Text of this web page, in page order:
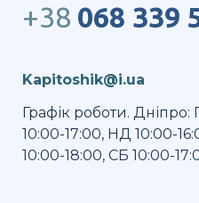
+38 068 339
Kapitoshik@i.ua
Графік роботи.
10:00-17:00, НД 10:00-
10:00-18:00, СБ 10:00-